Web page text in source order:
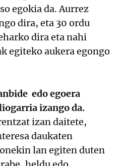
egokia da. Aurrez
dira, eta 30 ordu
dira eta nahi
egiteko aukera egongo
edo egoera
izango da.
izan daitete,
daukaten
lan egiten duten